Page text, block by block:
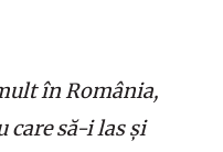
în România,
care să-i las și